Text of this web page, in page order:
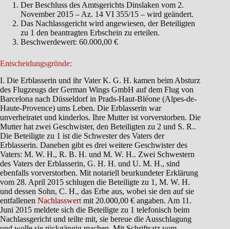
Der Beschluss des Amtsgerichts Dinslaken vom 2.
November 2015 – Az. 14 VI 355/15 – wird geändert.
Das Nachlassgericht wird angewiesen, der Beteiligten
zu 1 den beantragten Erbschein zu erteilen.
Beschwerdewert: 60.000,00 €
Entscheidungsgründe:
I. Die Erblasserin und ihr Vater K. G. H. kamen beim Absturz
des Flugzeugs der German Wings GmbH auf dem Flug von
Barcelona nach Düsseldorf in Prads-Haut-Bléone (Alpes-de-
Haute-Provence) ums Leben. Die Erblasserin war
unverheiratet und kinderlos. Ihre Mutter ist vorverstorben. Die
Mutter hat zwei Geschwister, den Beteiligten zu 2 und S. R..
Die Beteiligte zu 1 ist die Schwester des Vaters der
Erblasserin. Daneben gibt es drei weitere Geschwister des
Vaters: M. W. H., R. B. H. und M. W. H.. Zwei Schwestern
des Vaters der Erblasserin, G. H. H. und U. M. H., sind
ebenfalls vorverstorben. Mit notariell beurkundeter Erklärung
vom 28. April 2015 schlugen die Beteiligte zu 1, M. W. H.
und dessen Sohn, C. H., das Erbe aus, wobei sie den auf sie
entfallenen Nachlasswert mit 20.000,00 € angaben. Am 11.
Juni 2015 meldete sich die Beteiligte zu 1 telefonisch beim
Nachlassgericht und teilte mit, sie bereue die Ausschlagung